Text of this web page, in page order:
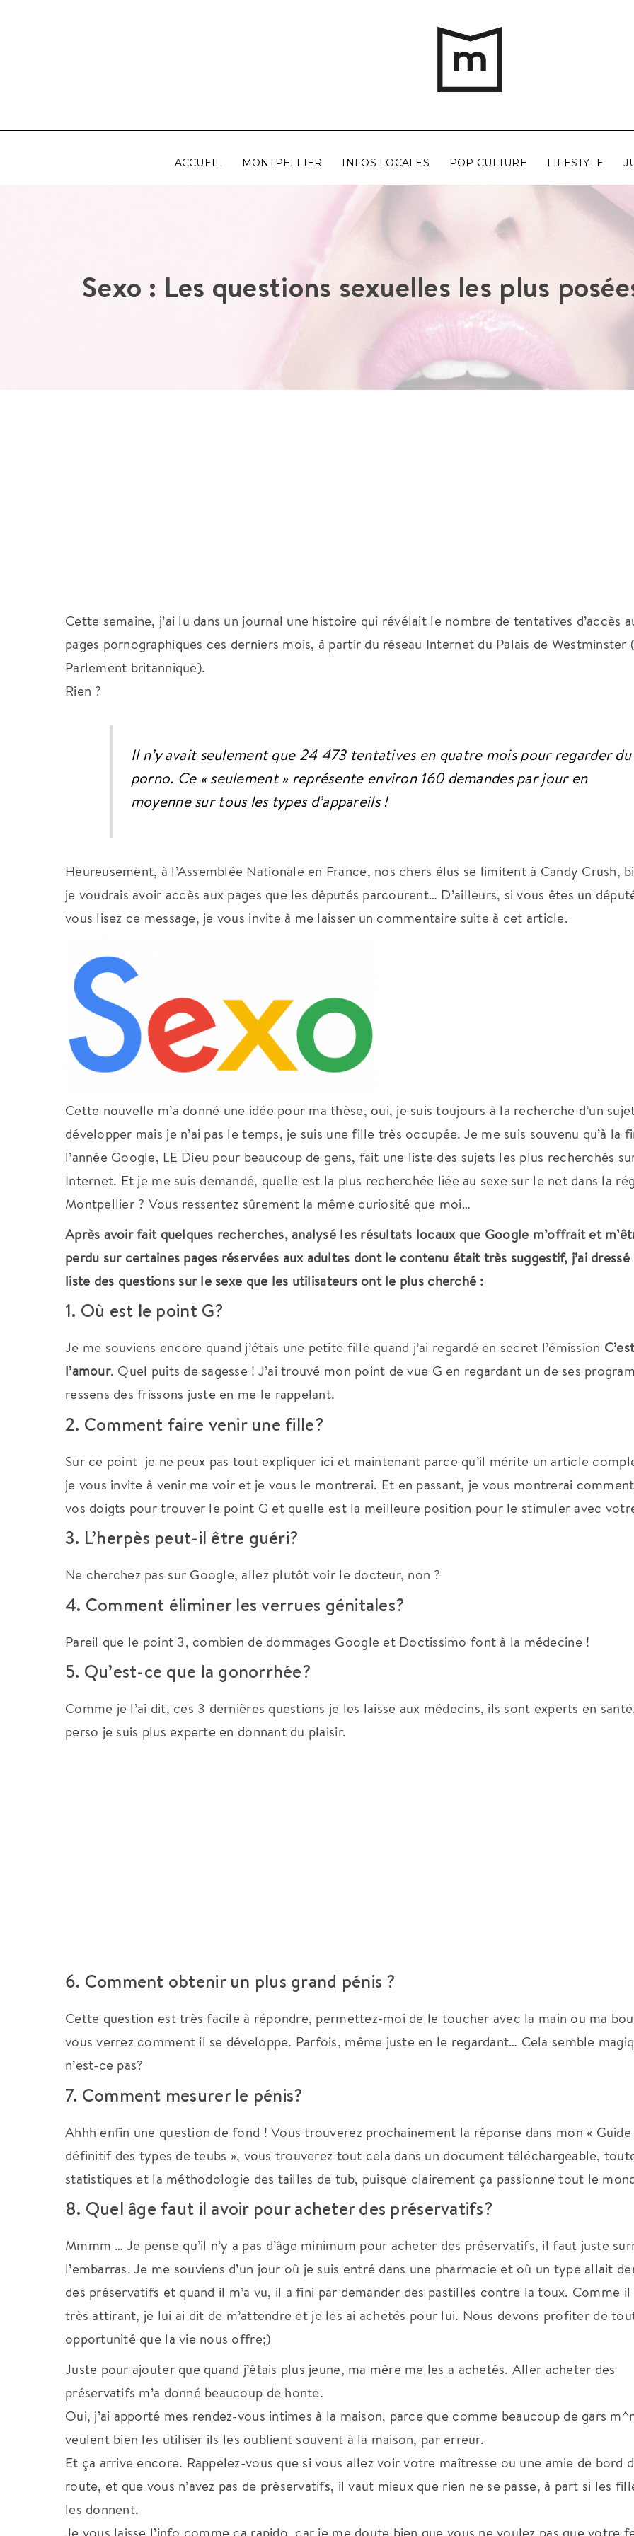
ACCUEIL MONTPELLIER INFOS LOCALES POP CULTURE LIFESTYLE
Sexo : Les questions sexuelles les plus
Cette semaine, j’ai lu dans un journal une histoire qui révélait le nombre de tentatives d’accès
pages pornographiques ces derniers mois, à partir du réseau Internet du Palais de Westminster
Parlement britannique).
Rien ?
Il n’y avait seulement que 24 473 tentatives en quatre mois pour regarder du
porno. Ce « seulement » représente environ 160 demandes par jour en
moyenne sur tous les types d’appareils !
Heureusement, à l’Assemblée Nationale en France, nos chers élus se limitent à Candy Crush,
je voudrais avoir accès aux pages que les députés parcourent… D’ailleurs, si vous êtes un
vous lisez ce message, je vous invite à me laisser un commentaire suite à cet article.
Cette nouvelle m’a donné une idée pour ma thèse, oui, je suis toujours à la recherche d’un
développer mais je n’ai pas le temps, je suis une fille très occupée. Je me suis souvenu qu’à la
l’année Google, LE Dieu pour beaucoup de gens, fait une liste des sujets les plus recherchés
Internet. Et je me suis demandé, quelle est la plus recherchée liée au sexe sur le net dans la
Montpellier ? Vous ressentez sûrement la même curiosité que moi…
Après avoir fait quelques recherches, analysé les résultats locaux que Google m’offrait et
perdu sur certaines pages réservées aux adultes dont le contenu était très suggestif, j’ai dressé
liste des questions sur le sexe que les utilisateurs ont le plus cherché :
1. Où est le point G?
Je me souviens encore quand j’étais une petite fille quand j’ai regardé en secret l’émission
l’amour. Quel puits de sagesse ! J’ai trouvé mon point de vue G en regardant un de ses
ressens des frissons juste en me le rappelant.
2. Comment faire venir une fille?
Sur ce point je ne peux pas tout expliquer ici et maintenant parce qu’il mérite un article
je vous invite à venir me voir et je vous le montrerai. Et en passant, je vous montrerai
vos doigts pour trouver le point G et quelle est la meilleure position pour le stimuler avec
3. L’herpès peut-il être guéri?
Ne cherchez pas sur Google, allez plutôt voir le docteur, non ?
4. Comment éliminer les verrues génitales?
Pareil que le point 3, combien de dommages Google et Doctissimo font à la médecine !
5. Qu’est-ce que la gonorrhée?
Comme je l’ai dit, ces 3 dernières questions je les laisse aux médecins, ils sont experts en
perso je suis plus experte en donnant du plaisir.
6. Comment obtenir un plus grand pénis ?
Cette question est très facile à répondre, permettez-moi de le toucher avec la main ou ma
vous verrez comment il se développe. Parfois, même juste en le regardant… Cela semble
n’est-ce pas?
7. Comment mesurer le pénis?
Ahhh enfin une question de fond ! Vous trouverez prochainement la réponse dans mon « Guide
définitif des types de teubs », vous trouverez tout cela dans un document téléchargeable,
statistiques et la méthodologie des tailles de tub, puisque clairement ça passionne tout le
8. Quel âge faut il avoir pour acheter des préservatifs?
Mmmm … Je pense qu’il n’y a pas d’âge minimum pour acheter des préservatifs, il faut juste
l’embarras. Je me souviens d’un jour où je suis entré dans une pharmacie et où un type allait
des préservatifs et quand il m’a vu, il a fini par demander des pastilles contre la toux. Comme
très attirant, je lui ai dit de m’attendre et je les ai achetés pour lui. Nous devons profiter de
opportunité que la vie nous offre;)
Juste pour ajouter que quand j’étais plus jeune, ma mère me les a achetés. Aller acheter des
préservatifs m’a donné beaucoup de honte.
Oui, j’ai apporté mes rendez-vous intimes à la maison, parce que comme beaucoup de gars
veulent bien les utiliser ils les oublient souvent à la maison, par erreur.
Et ça arrive encore. Rappelez-vous que si vous allez voir votre maîtresse ou une amie de bord
route, et que vous n’avez pas de préservatifs, il vaut mieux que rien ne se passe, à part si les
les donnent.